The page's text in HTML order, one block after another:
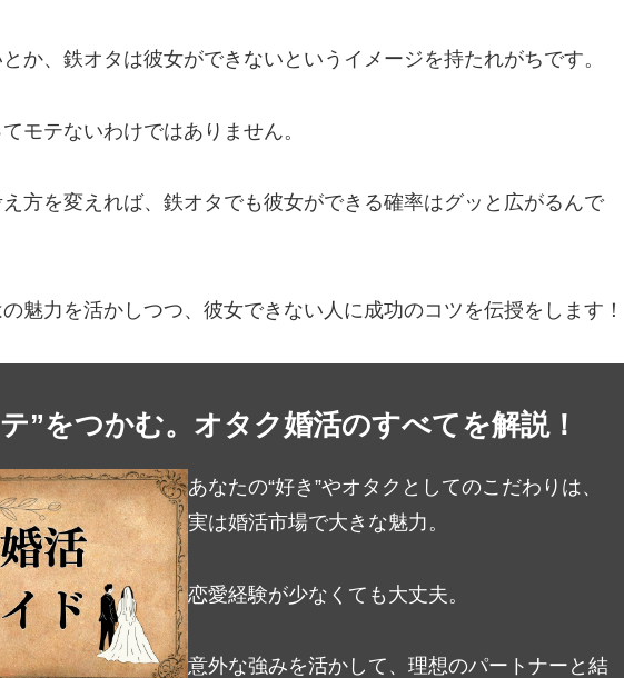
か、鉄オタは彼女ができないというイメージを持たれがちです。
モテないわけではありません。
方を変えれば、鉄オタでも彼女ができる確率はグッと広がるんで
魅力を活かしつつ、彼女できない人に成功のコツを伝授をします！
”をつかむ。オタク婚活のすべてを解説！
あなたの“好き”やオタクとしてのこだわりは、
実は婚活市場で大きな魅力。
恋愛経験が少なくても大丈夫。
意外な強みを活かして、理想のパートナーと結